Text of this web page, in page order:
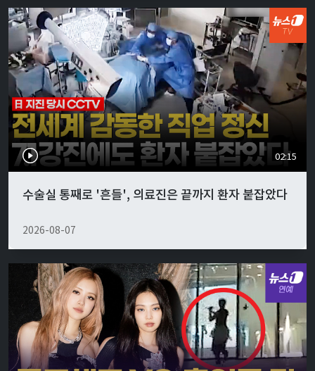
02:15
수술실 통째로 '흔들', 의료진은 끝까지 환자 붙잡았다
2026-08-07